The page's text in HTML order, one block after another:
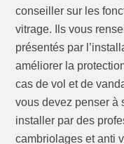
conseiller sur les
vitrage. Ils vous
présentés par
améliorer la
cas de vol et de
vous devez penser à
installer par des
cambriolages et anti